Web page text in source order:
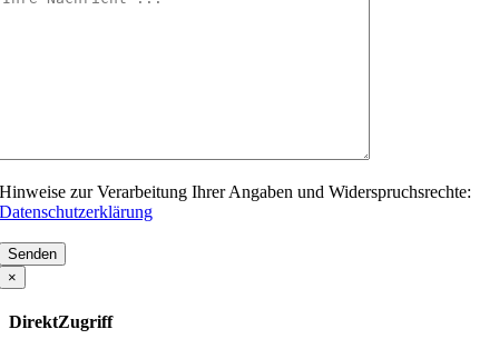
Hinweise zur Verarbeitung Ihrer Angaben und Widerspruchsrechte:
Datenschutzerklärung
Bitte
lasse
dieses
Feld
leer.
×
DirektZugriff